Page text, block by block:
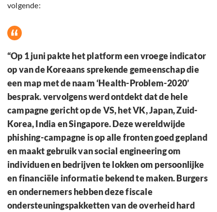
volgende:
“Op 1 juni pakte het platform een ​​vroege indicator
op van de Koreaans sprekende gemeenschap die
een map met de naam ‘Health-Problem-2020’
besprak. vervolgens werd ontdekt dat de hele
campagne gericht op de VS, het VK, Japan, Zuid-
Korea, India en Singapore. Deze wereldwijde
phishing-campagne is op alle fronten goed gepland
en maakt gebruik van social engineering om
individuen en bedrijven te lokken om persoonlijke
en financiële informatie bekend te maken. Burgers
en ondernemers hebben deze fiscale
ondersteuningspakketten van de overheid hard